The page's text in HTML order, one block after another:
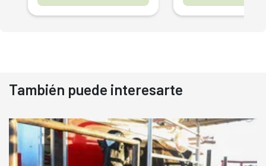
También puede interesarte